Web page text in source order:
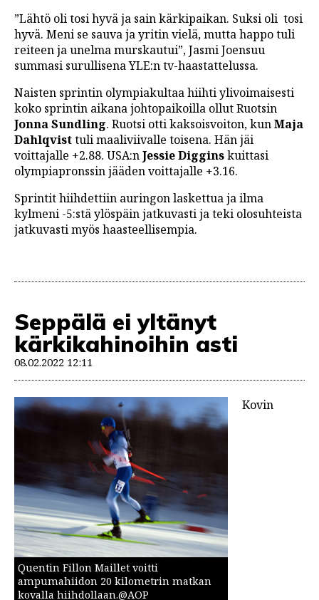
”Lähtö oli tosi hyvä ja sain kärkipaikan. Suksi oli tosi
hyvä. Meni se sauva ja yritin vielä, mutta happo tuli
reiteen ja unelma murskautui”, Jasmi Joensuu
summasi surullisena YLE:n tv-haastattelussa.
Naisten sprintin olympiakultaa hiihti ylivoimaisesti
koko sprintin aikana johtopaikoilla ollut Ruotsin
Jonna Sundling. Ruotsi otti kaksoisvoiton, kunMaja
Dahlqvisttuli maaliviivalle toisena. Hän jäi
voittajalle +2.88. USA:nJessie Digginskuittasi
olympiapronssin jääden voittajalle +3.16.
Sprintit hiihdettiin auringon laskettua ja ilma
kylmeni -5:stä ylöspäin jatkuvasti ja teki olosuhteista
jatkuvasti myös haasteellisempia.
Seppälä ei yltänyt
kärkikahinoihin asti
08.02.2022 12:11
Quentin Fillon Maillet voitti
ampumahiidon 20 kilometrin matkan
kovalla hiihdollaan.@AOP
Kovin